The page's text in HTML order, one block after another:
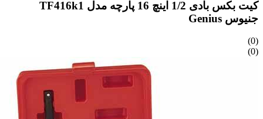
کیت بکس بادی 1/2 اینچ 16 پارچه مدل TF416k1
جنیوس Genius
(0)
(0)